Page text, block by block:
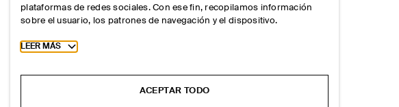
plataformas de redes sociales. Con ese fin, recopilamos información
sobre el usuario, los patrones de navegación y el dispositivo.
Toggle more cookie information
LEER MÁS
ACEPTAR TODO